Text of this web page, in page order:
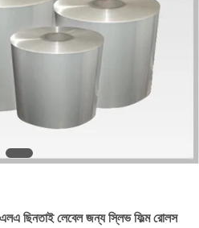
লেবেল জন্য স্লিভ ফিল্ম রোলস